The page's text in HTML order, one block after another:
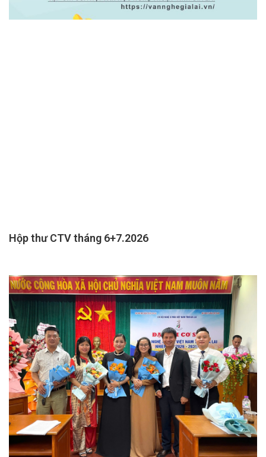
Hộp thư CTV tháng 6+7.2026